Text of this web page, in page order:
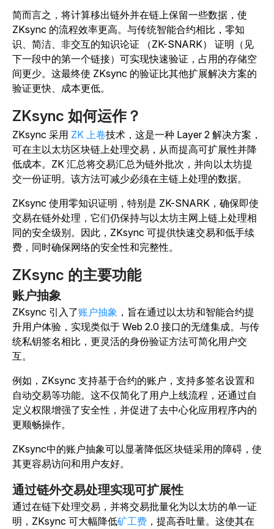
简而言之，将计算移出链外并在链上保留一些数据，使
ZKsync 的流程效率更高。与传统智能合约相比，零知
识、简洁、非交互的知识论证 （ZK-SNARK） 证明（见
下一段中的第一个链接）可实现快速验证，占用的存储空
间更少。 这最终使 ZKsync 的验证比其他扩展解决方案的
验证更快、成本更低。
ZKsync 如何运作？
ZKsync 采用 ZK 上卷技术，这是一种 Layer 2 解决方案，
可在主以太坊区块链上处理交易，从而提高可扩展性并降
低成本。ZK 汇总将交易汇总为链外批次，并向以太坊提
交一份证明。该方法可减少必须在主链上处理的数据。
ZKsync 使用零知识证明，特别是 ZK-SNARK，确保即使
交易在链外处理，它们仍保持与以太坊主网上链上处理相
同的安全级别。因此，ZKsync 可提供快速交易和低手续
费，同时确保网络的安全性和完整性。
ZKsync 的主要功能
账户抽象
ZKsync 引入了账户抽象 ，旨在通过以太坊和智能合约提
升用户体验，实现类似于 Web 2.0 接口的无缝集成。与传
统私钥签名相比，更灵活的身份验证方法可简化用户交
互。
例如，ZKsync 支持基于合约的账户，支持多签名设置和
自动交易等功能。这不仅简化了用户上线流程，还通过自
定义权限增强了安全性，并促进了去中心化应用程序内的
更顺畅操作。
ZKsync中的账户抽象可以显著降低区块链采用的障碍，使
其更容易访问和用户友好。
通过链外交易处理实现可扩展性
通过在链下处理交易，并将交易批量化为以太坊的单一证
明，ZKsync 可大幅降低矿工费 ，提高吞吐量。这使其在